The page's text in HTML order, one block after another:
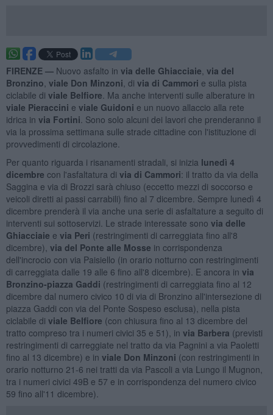
FIRENZE — Nuovo asfalto in via delle Ghiacciaie via del
Bronzino viale Don Minzoni , di via di Cammori e sulla pista
ciclabile di viale Belfiore . Ma anche interventi sulle alberature in
viale Pieraccini e viale Guidoni e un nuovo allaccio alla rete
idrica in via Fortini . Sono solo alcuni dei lavori che prenderanno il
via la prossima settimana sulle strade cittadine con l'istituzione di
provvedimenti di circolazione.
Per quanto riguarda i risanamenti stradali, si inizia lunedì 4
dicembre con l'asfaltatura di via di Cammori: il tratto da via della
Saggina e via di Brozzi sarà chiuso (eccetto mezzi di soccorso e
veicoli diretti ai passi carrabili) fino al 7 dicembre. Sempre lunedì 4
dicembre prenderà il via anche una serie di asfaltature a seguito di
interventi sui sottoservizi. Le strade interessate sono via delle
Ghiacciaie e via Peri (restringimenti di carreggiata fino all'8
dicembre), via del Ponte alle Mosse in corrispondenza
dell'incrocio con via Paisiello (in orario notturno con restringimenti
di carreggiata dalle 19 alle 6 fino all'8 dicembre). E ancora in via
Bronzino-piazza Gaddi (restringimenti di carreggiata fino al 12
dicembre dal numero civico 10 di via di Bronzino all'intersezione di
piazza Gaddi con via del Ponte Sospeso esclusa), nella pista
ciclabile di viale Belfiore (con chiusura fino al 13 dicembre del
tratto compreso tra i numeri civici 35 e 51), in via Barbera (previsti
restringimenti di carreggiate nel tratto da via Pagnini a via Paoletti
fino al 13 dicembre) e in viale Don Minzoni (con restringimenti in
orario notturno 21-6 nei tratti da via Pascoli a via Lungo il Mugnon,
tra i numeri civici 49B e 57 e in corrispondenza del numero civico
59 fino all'11 dicembre).